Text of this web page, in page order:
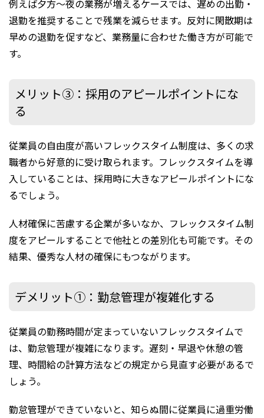
例えば夕方～夜の業務が増えるケースでは、遅めの出勤・
退勤を推奨することで残業を減らせます。反対に閑散期は
早めの退勤を促すなど、業務量に合わせた働き方が可能で
す。
メリット③：採用のアピールポイントにな
る
従業員の自由度が高いフレックスタイム制度は、多くの求
職者から好意的に受け取られます。フレックスタイムを導
入していることは、採用時に大きなアピールポイントにな
るでしょう。
人材確保に苦慮する企業が多いなか、フレックスタイム制
度をアピールすることで他社との差別化も可能です。その
結果、優秀な人材の確保にもつながります。
デメリット①：勤怠管理が複雑化する
従業員の勤務時間が定まっていないフレックスタイムで
は、勤怠管理が複雑になります。遅刻・早退や休憩の管
理、時間給の計算方法などの規定から見直す必要があるで
しょう。
勤怠管理ができていないと、知らぬ間に従業員に過重労働